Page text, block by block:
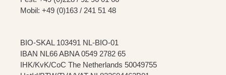
Mobil: +49 (0)163 / 241 51 48
BIO-SKAL 103491 NL-BIO-01
IBAN NL66 ABNA 0549 2782 65
IHK/KvK/CoC The Netherlands 50049755